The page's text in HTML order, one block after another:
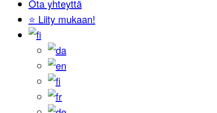
Ota yhteyttä
⭐️ Liity mukaan!